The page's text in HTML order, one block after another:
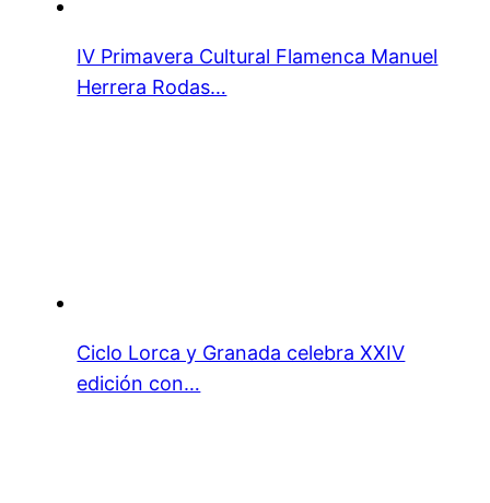
IV Primavera Cultural Flamenca Manuel
Herrera Rodas…
Ciclo Lorca y Granada celebra XXIV
edición con…